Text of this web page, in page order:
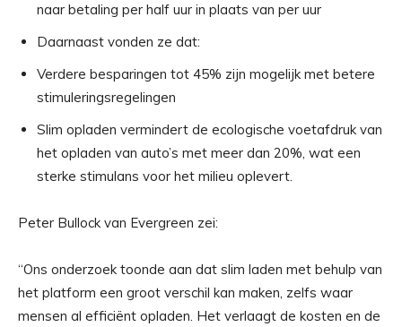
naar betaling per half uur in plaats van per uur
Daarnaast vonden ze dat:
Verdere besparingen tot 45% zijn mogelijk met betere
stimuleringsregelingen
Slim opladen vermindert de ecologische voetafdruk van
het opladen van auto’s met meer dan 20%, wat een
sterke stimulans voor het milieu oplevert.
Peter Bullock van Evergreen zei:
“Ons onderzoek toonde aan dat slim laden met behulp van
het platform een ​​groot verschil kan maken, zelfs waar
mensen al efficiënt opladen. Het verlaagt de kosten en de